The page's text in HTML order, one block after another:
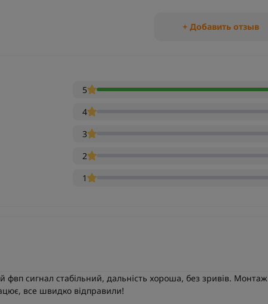
+ Добавить отзыв
5
4
3
2
1
фвп сигнал стабільний, дальність хороша, без зривів. Монтаж
все швидко відправили!